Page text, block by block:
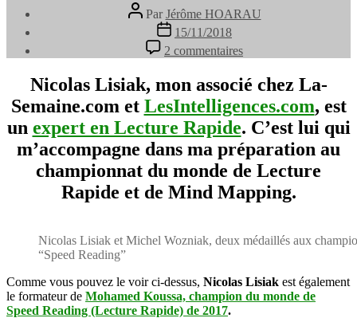
Auteur
de
l’article
Par Jérôme HOARAU
Date
de
l’article
15/11/2018
2 commentaires
Nicolas
Lisiak
–
médaillé
de
bronze
au
championnat
du
monde
de
rapide
2017
Nicolas Lisiak, mon associé chez La-
Semaine.com et LesIntelligences.com, est
un expert en Lecture Rapide. C’est lui qui
m’accompagne dans ma préparation au
championnat du monde de Lecture
Rapide et de Mind Mapping.
Nicolas Lisiak et Michel Wozniak, deux médaillés aux
“Speed Reading”
Comme vous pouvez le voir ci-dessus, Nicolas Lisiak est également
le formateur de Mohamed Koussa, champion du monde de
Speed Reading (Lecture Rapide) de 2017.